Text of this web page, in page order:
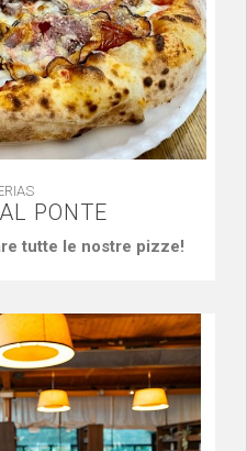
PONTE
tutte le nostre pizze!